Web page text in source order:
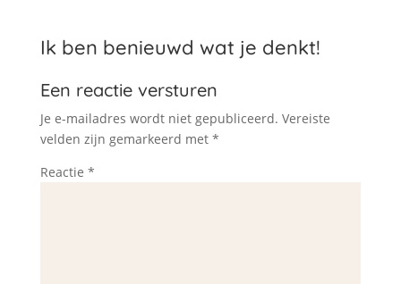
Ik ben benieuwd wat je denkt!
Een reactie versturen
Je e-mailadres wordt niet gepubliceerd. Vereiste
velden zijn gemarkeerd met *
Reactie *